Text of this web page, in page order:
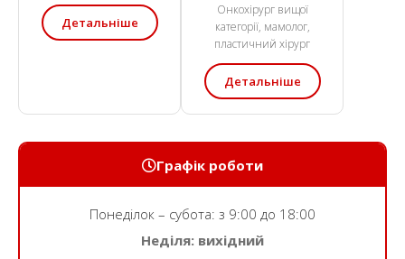
Детальніше
Онкохірург вищої
категорії, мамолог,
пластичний хірург
Детальніше
Графік роботи
Понеділок – субота: з 9:00 до 18:00
Неділя: вихідний